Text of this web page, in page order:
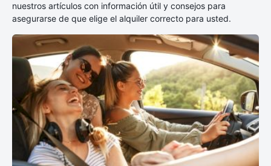
nuestros artículos con información útil y consejos para
asegurarse de que elige el alquiler correcto para usted.